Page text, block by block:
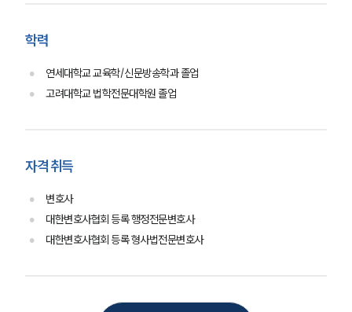
글로벌 파트너 로펌
고객의 소리
통합검색
학력
연세대학교 교육학/신문방송학과 졸업
고려대학교 법학전문대학원 졸업
자격 취득
변호사
대한변호사협회 등록 행정전문변호사
대한변호사협회 등록 형사법전문변호사